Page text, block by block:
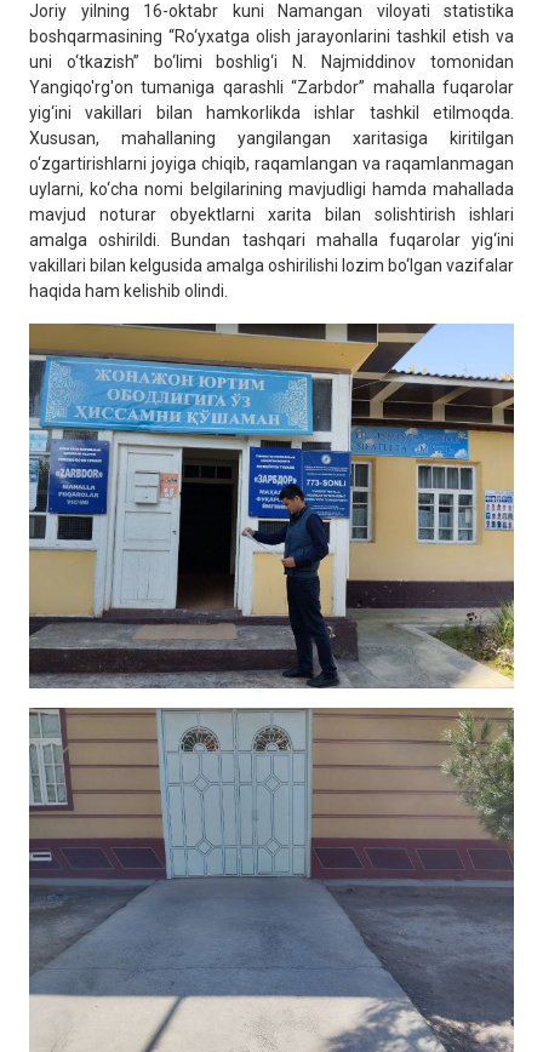
Joriy yilning 16-oktabr kuni Namangan viloyati statistika
boshqarmasining “Ro‘yxatga olish jarayonlarini tashkil etish va
uni o‘tkazish” bo‘limi boshlig‘i N. Najmiddinov tomonidan
Yangiqo'rg'on tumaniga qarashli “Zarbdor” mahalla fuqarolar
yig‘ini vakillari bilan hamkorlikda ishlar tashkil etilmoqda.
Xususan, mahallaning yangilangan xaritasiga kiritilgan
o‘zgartirishlarni joyiga chiqib, raqamlangan va raqamlanmagan
uylarni, ko‘cha nomi belgilarining mavjudligi hamda mahallada
mavjud noturar obyektlarni xarita bilan solishtirish ishlari
amalga oshirildi. Bundan tashqari mahalla fuqarolar yig‘ini
vakillari bilan kelgusida amalga oshirilishi lozim bo‘lgan vazifalar
haqida ham kelishib olindi.